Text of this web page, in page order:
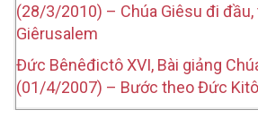
(28/3/2010) – Chúa Giêsu đi đầu,
Giêrusalem
Đức Bênêđictô XVI, Bài giảng
(01/4/2007) – Bước theo Đức Kitô